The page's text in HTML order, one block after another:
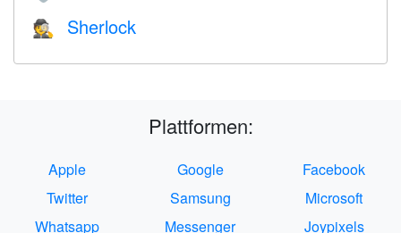
🕵️ Sherlock
Plattformen:
Apple Google
Facebook
Twitter
Samsung
Microsoft
Whatsapp
Messenger
Joypixels